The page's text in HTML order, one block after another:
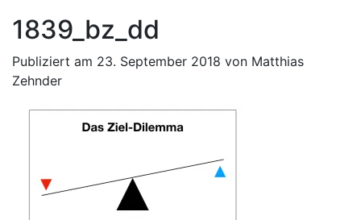
1839_bz_dd
Publiziert am 23. September 2018 von Matthias
Zehnder